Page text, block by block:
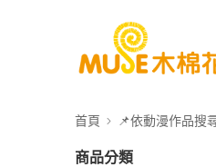
首頁 📌依動漫作品搜
商品分類